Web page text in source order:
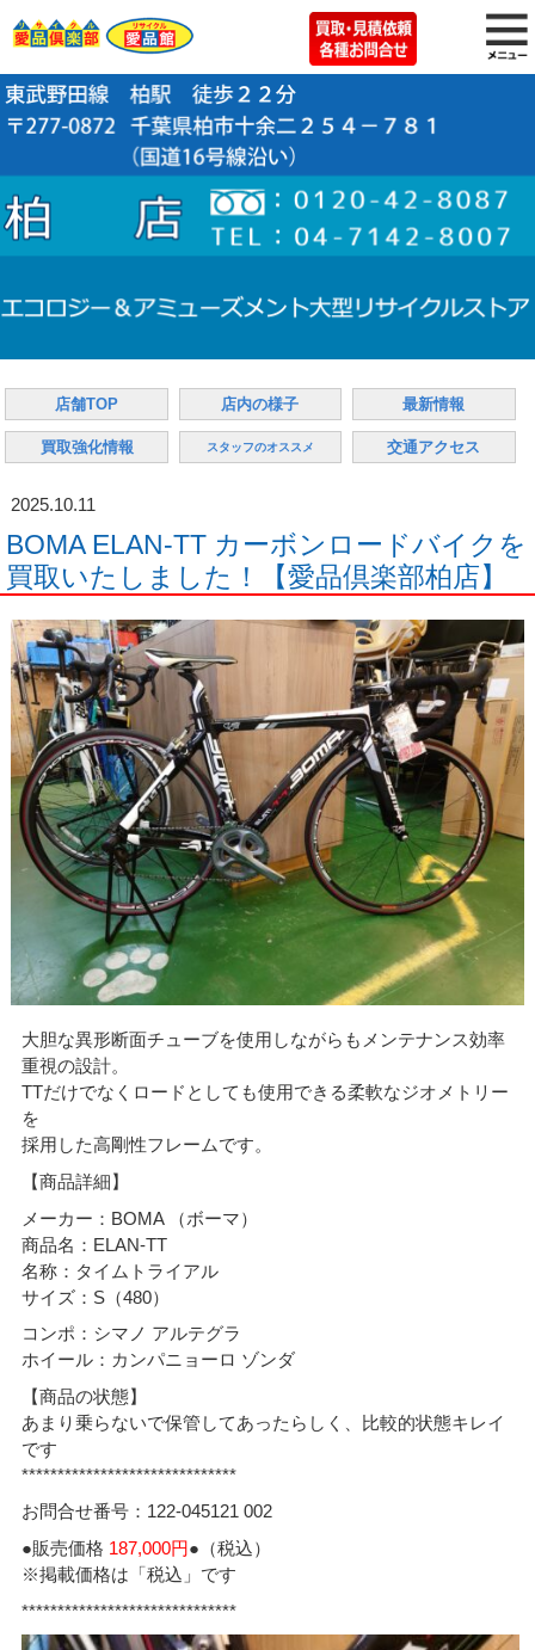
店舗TOP 店内の様子 最新情報
買取強化情報 スタッフのオススメ 交通アクセス
2025.10.11
BOMA ELAN-TT カーボンロードバイクを
買取いたしました！【愛品倶楽部柏店】
大胆な異形断面チューブを使用しながらもメンテナンス効率
重視の設計。
TTだけでなくロードとしても使用できる柔軟なジオメトリー
を
採用した高剛性フレームです。
【商品詳細】
メーカー：BOMA （ボーマ）
商品名：ELAN-TT
名称：タイムトライアル
サイズ：S（480）
コンポ：シマノ アルテグラ
ホイール：カンパニョーロ ゾンダ
【商品の状態】
あまり乗らないで保管してあったらしく、比較的状態キレイ
です
******************************
お問合せ番号：122-045121 002
●販売価格 187,000円●（税込）
※掲載価格は「税込」です
******************************